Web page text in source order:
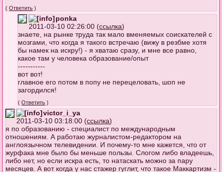
(Ответить )
ponka
2011-03-10 02:26:00 (ссылка)
знаете, на рынке труда так мало вменяемых соискателей с
мозгами, что когда я такого встречаю (вижу в резбме хотя
бы намек на искру!) - я хватаю сразу, и мне все равно,
какое там у человека образование/опыт
-----------
вот вот!
главное его потом в попу не перецеловать, шоп не
загордился!
(Ответить )
victor_i_ya
2011-03-10 03:18:00 (ссылка)
я по образованию - специалист по международным
отношениям. А работаю журналистом-редактором на
англоязычном телевидении. И почему-то мне кажется, что от
журфака мне было бы меньше пользы. Слогом либо владеешь,
либо нет, но если искра есть, то натаскать можно за пару
месяцев. А вот когда у нас стажер гуглит, что такое Маккартизм -